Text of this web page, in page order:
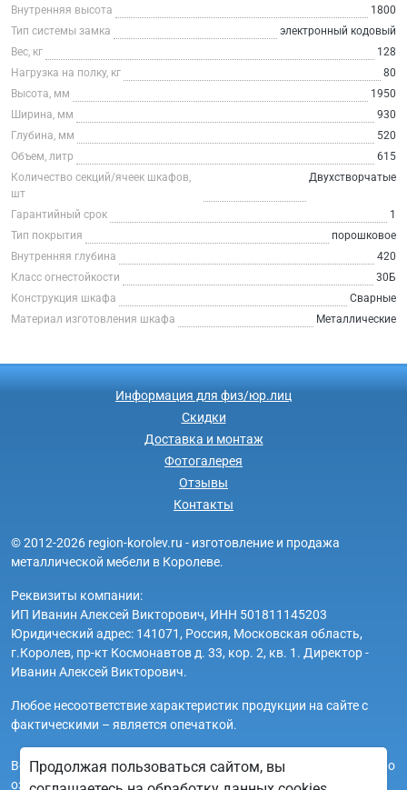
Внутренняя высота
1800
Тип системы замка
электронный кодовый
Вес, кг
128
Нагрузка на полку, кг
80
Высота, мм
1950
Ширина, мм
930
Глубина, мм
520
Объем, литр
615
Количество секций/ячеек шкафов,
шт
Двухстворчатые
Гарантийный срок
1
Тип покрытия
порошковое
Внутренняя глубина
420
Класс огнестойкости
30Б
Конструкция шкафа
Сварные
Материал изготовления шкафа
Металлические
Информация для физ/юр.лиц
Скидки
Доставка и монтаж
Фотогалерея
Отзывы
Контакты
© 2012-2026 region-korolev.ru - изготовление и продажа
металлической мебели в Королеве.
Реквизиты компании:
ИП Иванин Алексей Викторович, ИНН 501811145203
Юридический адрес: 141071, Россия, Московская область,
г.Королев, пр-кт Космонавтов д. 33, кор. 2, кв. 1. Директор -
Иванин Алексей Викторович.
Любое несоответствие характеристик продукции на сайте с
фактическими – является опечаткой.
Вся информация на сайте region-korolev.ru носит исключительно
ознакомительный и справочный характер и ни при каких
Продолжая пользоваться сайтом, вы